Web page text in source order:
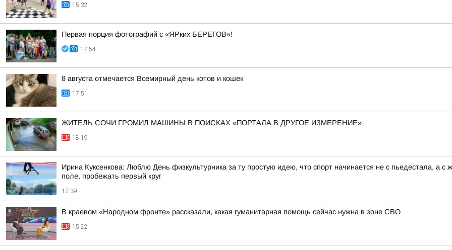
15:32
Первая порция фотографий с «ЯРких БЕРЕГОВ»!
17:54
8 августа отмечается Всемирный день котов и кошек
17:51
ЖИТЕЛЬ СОЧИ ГРОМИЛ МАШИНЫ В ПОИСКАХ «ПОРТАЛА В ДРУГОЕ ИЗМЕРЕНИЕ»
18:19
Ирина Куксенкова: Люблю День физкультурника за ту простую идею, что спорт начинается не с пьедестала, а с
поле, пробежать первый круг
17:39
В краевом «Народном фронте» рассказали, какая гуманитарная помощь сейчас нужна в зоне СВО
15:22